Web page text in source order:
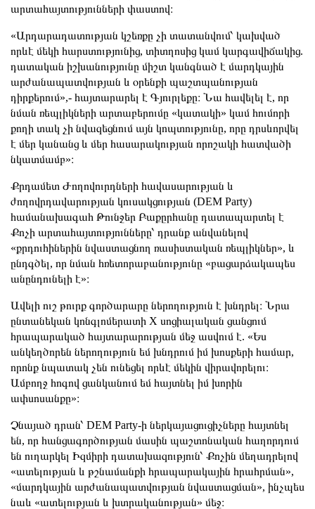
արտահայտությունների փաստով։
«Արդարադատության կշեռքը չի տատանվում՝ կախված
որևէ մեկի հարստությունից, տիտղոսից կամ կարգավիճակից.
դատական իշխանությունը միշտ կանգնած է մարդկային
արժանապատվության և օրենքի պաշտպանության
դիրքերում»,- հայտարարել է Գյուրլեքը։ Նա հավելել է, որ
նման ռեպլիկների արտաբերումը «կատակի» կամ հումորի
քողի տակ չի նվազեցնում այն կոպտությունը, որը դրսևորվել
է մեր կանանց և մեր հասարակության որոշակի հատվածի
նկատմամբ»։
Քրդամետ Ժողովուրդների հավասարության և
ժողովրդավարության կուսակցության (DEM Party)
համանախագահ Թունջեր Բաքըրհանը դատապարտել է
Քոչի արտահայտությունները՝ դրանք անվանելով
«քրդուհիներին նվաստացնող ռասիստական ռեպլիկներ», և
ընդգծել, որ նման հռետորաբանությունը «բացարձակապես
անընդունելի է»։
Ավելի ուշ թուրք գործարարը ներողություն է խնդրել։ Նրա
ընտանեկան կոնգլոմերատի X սոցիալական ցանցում
հրապարակած հայտարարության մեջ ասվում է. «Ես
անկեղծորեն ներողություն եմ խնդրում իմ խոսքերի համար,
որոնք նպատակ չեն ունեցել որևէ մեկին վիրավորելու։
Ամբողջ հոգով ցանկանում եմ հայտնել իմ խորին
ափսոսանքը»։
Չնայած դրան՝ DEM Party-ի ներկայացուցիչները հայտնել
են, որ հանցագործության մասին պաշտոնական հաղորդում
են ուղարկել Իզմիրի դատախազություն՝ Քոչին մեղադրելով
«ատելության և թշնամանքի հրապարակային հրահրման»,
«մարդկային արժանապատվության նվաստացման», ինչպես
նաև «ատելության և խտրականության» մեջ։